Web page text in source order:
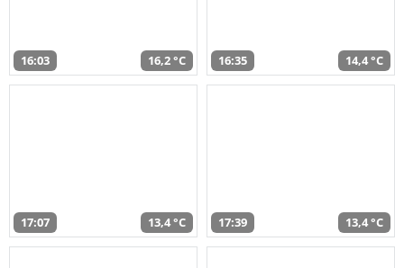
16:03 16,2 °C 16:35 14,4 °C
17:07 13,4 °C 17:39 13,4 °C